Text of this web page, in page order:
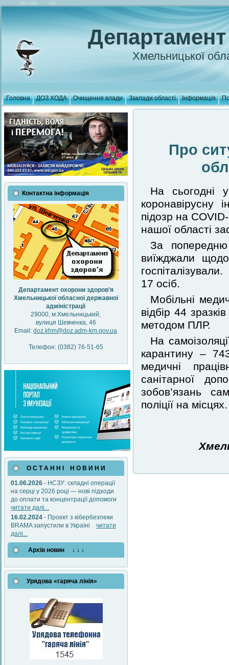
Хмельницької
Головна ДОЗ ХОДА Очищення влади Заклади області Інформація
Контактна інформація
Департамент охорони здоров’я
Хмельницької обласної державної
адміністрації
29000, м.Хмельницький,
вулиця Шевченка, 46
Email:doz.khm@doz.adm-km.gov.ua
Телефон: (0382) 76-51-65
О С Т А Н Н І Н О В И Н И
01.06.2026 - НСЗУ: складні операції
на серці у 2026 році — нові підходи
до оплати та концентрації допомоги
читати далі...
16.02.2024 - Проект з кібербезпеки
BRAMA запустили в Україні читати
далі...
Архів новин ↓ ↓ ↓
Урядова «гаряча лінія»
Про
На сьогодні
коронавірусну
підозр на
нашої області
За попередню
виїжджали
17 осіб.
Мобільні
відбір 44
методом ПЛР.
На
карантину –
медичні
санітарної
зобов’язань
поліції на місцях.